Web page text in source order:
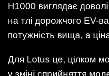
H1000 виглядає
на тлі дорожчого EV-
потужність вища, а
Для Lotus це, цілком
у зміні сприйняття